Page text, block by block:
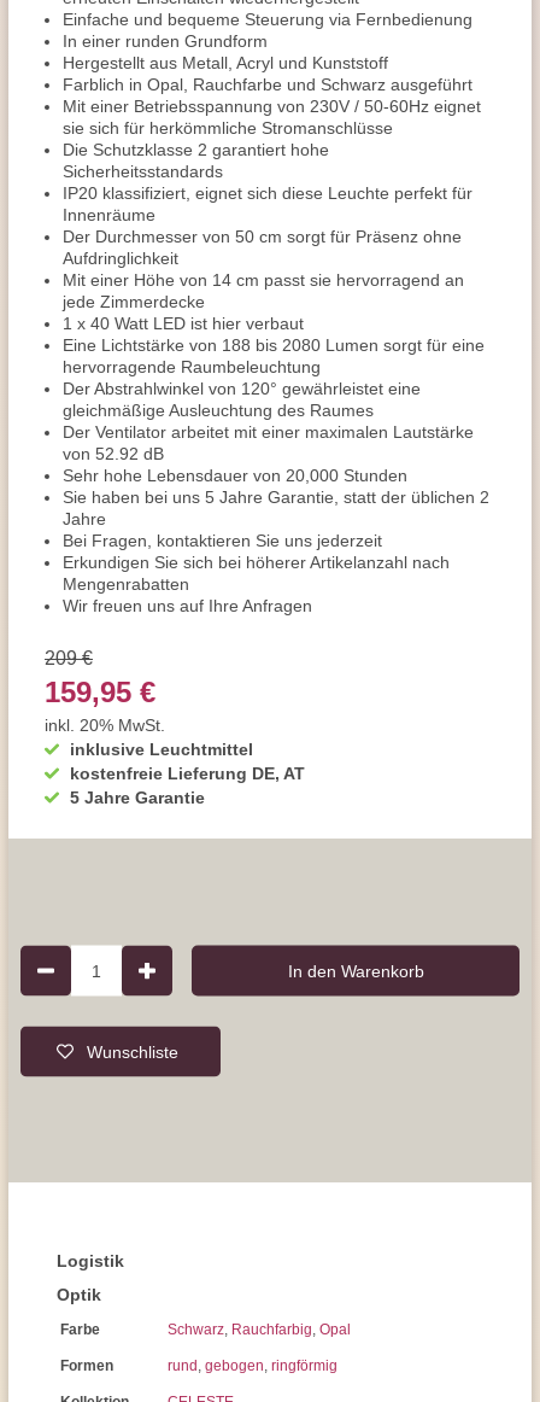
Einfache und bequeme Steuerung via Fernbedienung
In einer runden Grundform
Hergestellt aus Metall, Acryl und Kunststoff
Farblich in Opal, Rauchfarbe und Schwarz ausgeführt
Mit einer Betriebsspannung von 230V / 50-60Hz eignet
sie sich für herkömmliche Stromanschlüsse
Die Schutzklasse 2 garantiert hohe
Sicherheitsstandards
IP20 klassifiziert, eignet sich diese Leuchte perfekt für
Innenräume
Der Durchmesser von 50 cm sorgt für Präsenz ohne
Aufdringlichkeit
Mit einer Höhe von 14 cm passt sie hervorragend an
jede Zimmerdecke
1 x 40 Watt LED ist hier verbaut
Eine Lichtstärke von 188 bis 2080 Lumen sorgt für eine
hervorragende Raumbeleuchtung
Der Abstrahlwinkel von 120° gewährleistet eine
gleichmäßige Ausleuchtung des Raumes
Der Ventilator arbeitet mit einer maximalen Lautstärke
von 52.92 dB
Sehr hohe Lebensdauer von 20,000 Stunden
Sie haben bei uns 5 Jahre Garantie, statt der üblichen 2
Jahre
Bei Fragen, kontaktieren Sie uns jederzeit
Erkundigen Sie sich bei höherer Artikelanzahl nach
Mengenrabatten
Wir freuen uns auf Ihre Anfragen
inklusive Leuchtmittel
kostenfreie Lieferung DE, AT
5 Jahre Garantie
209 €
159,95 €
inkl. 20% MwSt.
1 In den Warenkorb
Wunschliste
Logistik
Optik
Farbe Schwarz, Rauchfarbig, Opal
Formen rund , gebogen, ringförmig